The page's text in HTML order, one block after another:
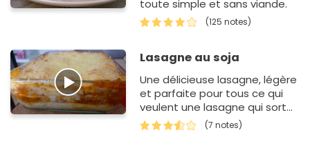
toute simple et sans viande.
(125 notes)
Lasagne au soja
Une délicieuse lasagne, légère
et parfaite pour tous ce qui
veulent une lasagne qui sort
de l'ordinaire. Convient
parfaitement aux vég&e…
(7 notes)